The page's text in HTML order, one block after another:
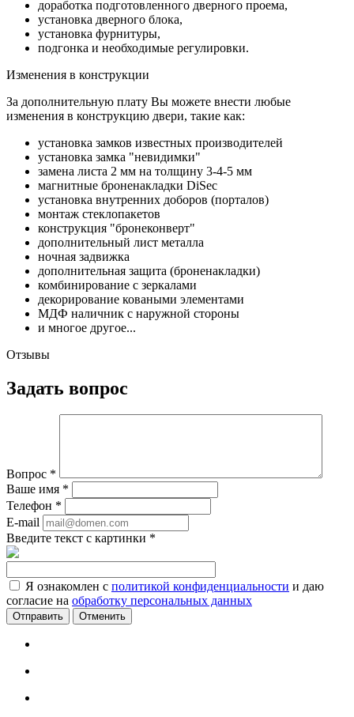
доработка подготовленного дверного проема,
установка дверного блока,
установка фурнитуры,
подгонка и необходимые регулировки.
Изменения в конструкции
За дополнительную плату Вы можете внести любые
изменения в конструкцию двери, такие как:
установка замков известных производителей
установка замка "невидимки"
замена листа 2 мм на толщину 3-4-5 мм
магнитные броненакладки DiSec
установка внутренних доборов (порталов)
монтаж стеклопакетов
конструкция "бронеконверт"
дополнительный лист металла
ночная задвижка
дополнительная защита (броненакладки)
комбинирование с зеркалами
декорирование коваными элементами
МДФ наличник с наружной стороны
и многое другое...
Отзывы
Задать вопрос
Вопрос *
Ваше имя *
Телефон *
E-mail
Введите текст с картинки *
Я ознакомлен с политикой конфиденциальности и даю
согласие на обработку персональных данных
Отменить